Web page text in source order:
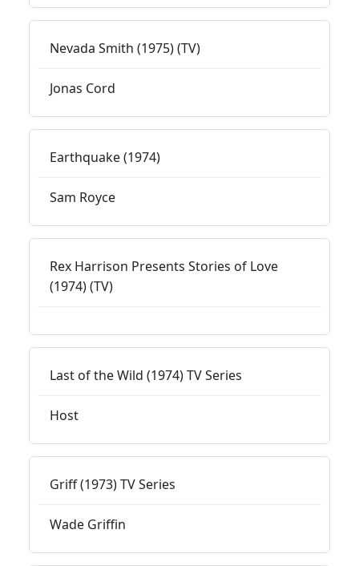
Nevada Smith (1975) (TV)
Jonas Cord
Earthquake (1974)
Sam Royce
Rex Harrison Presents Stories of Love
(1974) (TV)
Last of the Wild (1974) TV Series
Host
Griff (1973) TV Series
Wade Griffin